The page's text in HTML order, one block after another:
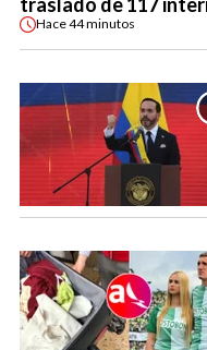
Hace44 minutos